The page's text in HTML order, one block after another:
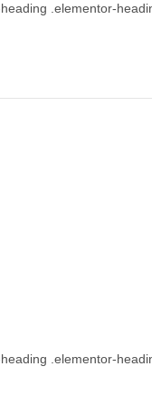
.elementor-
.elementor-